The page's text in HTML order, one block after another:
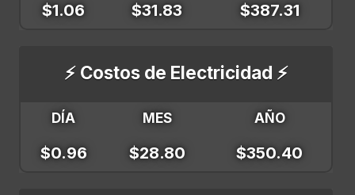
$1.06 $31.83 $387.31
⚡ Costos de Electricidad ⚡
DÍA MES AÑO
$0.96 $28.80 $350.40